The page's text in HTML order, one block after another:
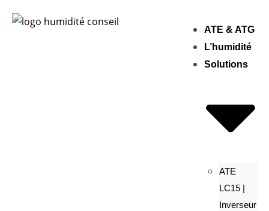
ATE & ATG
L’humidité
Solutions
ATE
LC15 |
Inverseur